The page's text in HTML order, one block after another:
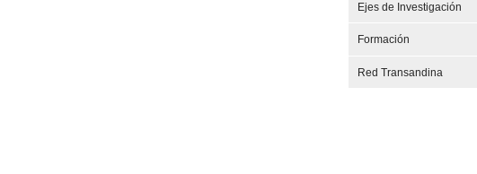
Ejes de Investigación
Formación
Red Transandina